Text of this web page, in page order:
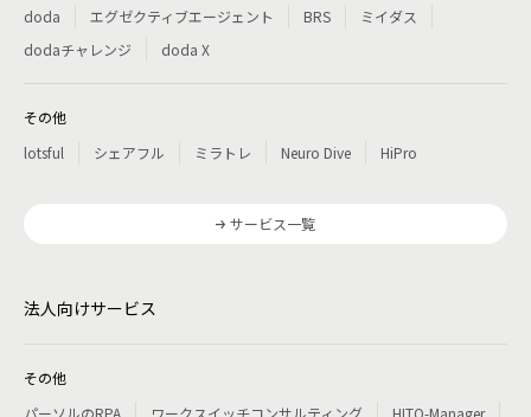
doda
エグゼクティブエージェント BRS
ミイダス
dodaチャレンジ
doda X
その他
lotsful
シェアフル ミラトレ Neuro Dive HiPro
サービス一覧
法人向けサービス
その他